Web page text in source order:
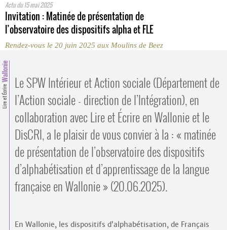
·
journaldelalpha.be
Comprendre et parler
Bienvenue en Belgique
Espace presse
Contacts
Trouver un lieu d’alphabétisation
Actu du15 mai 2025
Invitation : Matinée de présentation de
l’observatoire des dispositifs alpha et FLE
Rendez-vous le 20 juin 2025 aux Moulins de Beez
Lire et Écrire
Wallonie Le SPW Intérieur et Action sociale (Département de
l’Action sociale - direction de l’Intégration), en
collaboration avec Lire et Écrire en Wallonie et le
DisCRI, a le plaisir de vous convier à la : « matinée
de présentation de l’observatoire des dispositifs
d’alphabétisation et d’apprentissage de la langue
française en Wallonie » (20.06.2025).
En Wallonie, les dispositifs d’alphabétisation, de Français